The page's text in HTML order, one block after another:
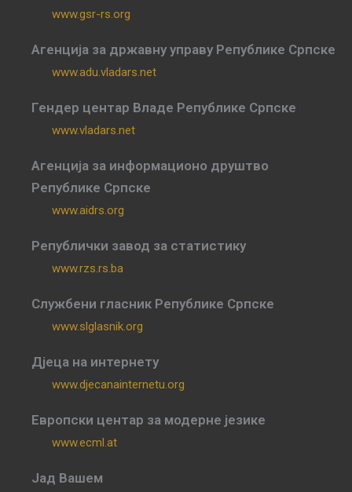
www.gsr-rs.org
Агенција за државну управу Републике Српске
www.adu.vladars.net
Гендер центар Владе Републике Српске
www.vladars.net
Агенција за информационо друштво
Републике Српске
www.aidrs.org
Републички завод за статистику
www.rzs.rs.ba
Службени гласник Републике Српске
www.slglasnik.org
Дјеца на интернету
www.djecanainternetu.org
Европски центар за модерне језике
www.ecml.at
Јад Вашем